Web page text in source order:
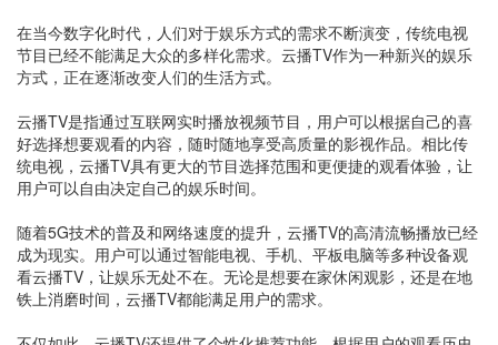
在当今数字化时代，人们对于娱乐方式的需求不断演变，传统电视
节目已经不能满足大众的多样化需求。云播TV作为一种新兴的娱乐
方式，正在逐渐改变人们的生活方式。
云播TV是指通过互联网实时播放视频节目，用户可以根据自己的喜
好选择想要观看的内容，随时随地享受高质量的影视作品。相比传
统电视，云播TV具有更大的节目选择范围和更便捷的观看体验，让
用户可以自由决定自己的娱乐时间。
随着5G技术的普及和网络速度的提升，云播TV的高清流畅播放已经
成为现实。用户可以通过智能电视、手机、平板电脑等多种设备观
看云播TV，让娱乐无处不在。无论是想要在家休闲观影，还是在地
铁上消磨时间，云播TV都能满足用户的需求。